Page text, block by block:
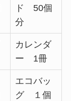
ド 50個
分
カレンダ
ー 1冊
エコバッ
グ １個